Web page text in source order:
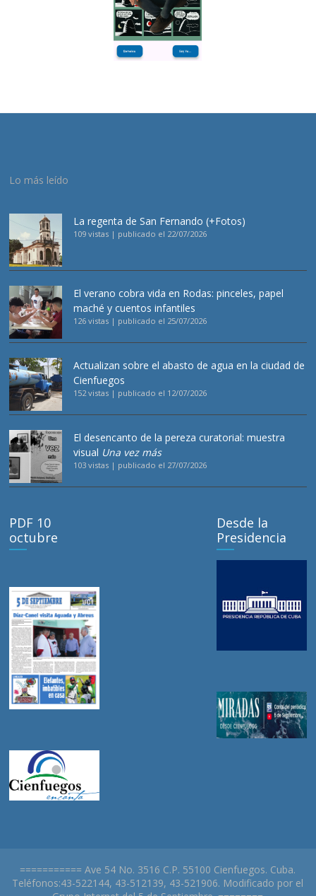
Lo más leído
La regenta de San Fernando (+Fotos)
109 vistas | publicado el 22/07/2026
El verano cobra vida en Rodas: pinceles, papel
maché y cuentos infantiles
126 vistas | publicado el 25/07/2026
Actualizan sobre el abasto de agua en la ciudad de
Cienfuegos
152 vistas | publicado el 12/07/2026
El desencanto de la pereza curatorial: muestra
visual Una vez más
103 vistas | publicado el 27/07/2026
PDF 10
octubre
Desde la
Presidencia
=========== Ave 54 No. 3516 C.P. 55100 Cienfuegos. Cuba.
Teléfonos:43-522144, 43-512139, 43-521906. Modificado por el